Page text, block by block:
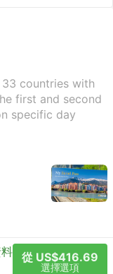
countries with
first and second
specific day
從 US$416.69
選擇選項